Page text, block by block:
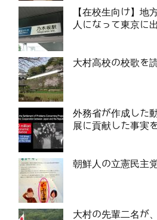
【在校生向け】地
人になって東京に
大村高校の校歌を
外務省が作成した
展に貢献した事実
朝鮮人の立憲民主
大村の先輩二名が